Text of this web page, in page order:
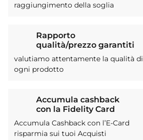
raggiungimento della soglia
Rapporto
qualità/prezzo garantiti
valutiamo attentamente la qualità di
ogni prodotto
Accumula cashback
con la Fidelity Card
Accumula Cashback con l’E-Card
risparmia sui tuoi Acquisti